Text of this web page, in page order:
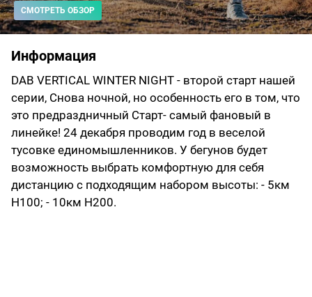
СМОТРЕТЬ ОБЗОР
Информация
DAB VERTICAL WINTER NIGHT - второй старт нашей
серии, Снова ночной, но особенность его в том, что
это предраздничный Старт- самый фановый в
линейке! 24 декабря проводим год в веселой
тусовке единомышленников. У бегунов будет
возможность выбрать комфортную для себя
дистанцию с подходящим набором высоты: - 5км
H100; - 10км H200.